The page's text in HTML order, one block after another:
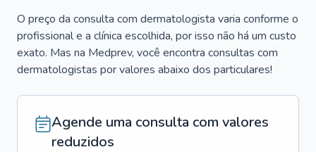
O preço da consulta com dermatologista varia conforme o
profissional e a clínica escolhida, por isso não há um custo
exato. Mas na Medprev, você encontra consultas com
dermatologistas por valores abaixo dos particulares!
Agende uma consulta com valores
reduzidos